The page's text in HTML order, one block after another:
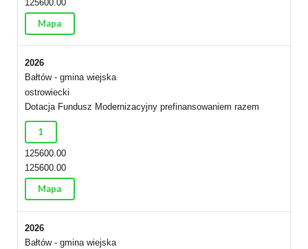
125600.00
Mapa
2026
Bałtów - gmina wiejska
ostrowiecki
Dotacja Fundusz Modernizacyjny prefinansowaniem razem
1
125600.00
125600.00
Mapa
2026
Bałtów - gmina wiejska